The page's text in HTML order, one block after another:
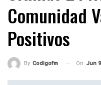
Comunidad
Positivos
By Codigofm On Jun